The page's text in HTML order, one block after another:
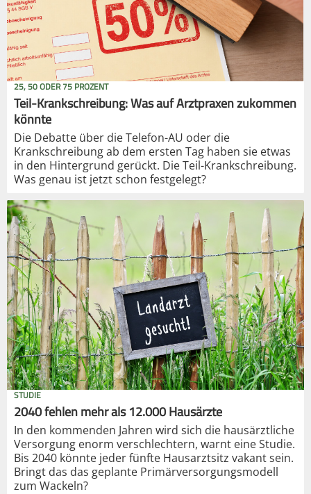
25, 50 ODER 75 PROZENT
Teil-Krankschreibung: Was auf Arztpraxen zukommen
könnte
Die Debatte über die Telefon-AU oder die
Krankschreibung ab dem ersten Tag haben sie etwas
in den Hintergrund gerückt. Die Teil-Krankschreibung.
Was genau ist jetzt schon festgelegt?
STUDIE
2040 fehlen mehr als 12.000 Hausärzte
In den kommenden Jahren wird sich die hausärztliche
Versorgung enorm verschlechtern, warnt eine Studie.
Bis 2040 könnte jeder fünfte Hausarztsitz vakant sein.
Bringt das das geplante Primärversorgungsmodell
zum Wackeln?